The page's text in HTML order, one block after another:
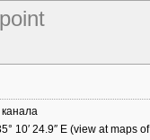
10′ 24.9″ E (view at maps of